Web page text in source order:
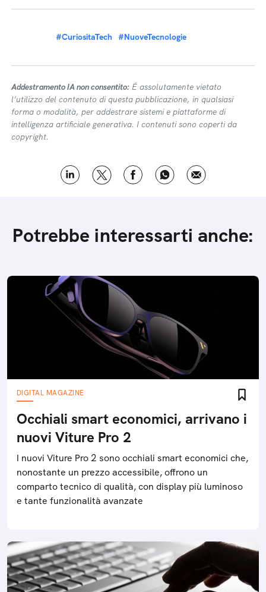
#CuriositaTech #NuoveTecnologie
Addestramento IA non consentito: É assolutamente vietato
l’utilizzo del contenuto di questa pubblicazione, in qualsiasi
forma o modalità, per addestrare sistemi e piattaforme di
intelligenza artificiale generativa. I contenuti sono coperti da
copyright.
Potrebbe interessarti anche:
DIGITAL MAGAZINE
Occhiali smart economici, arrivano i
nuovi Viture Pro 2
I nuovi Viture Pro 2 sono occhiali smart economici che,
nonostante un prezzo accessibile, offrono un
comparto tecnico di qualità, con display più luminoso
e tante funzionalità avanzate